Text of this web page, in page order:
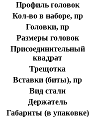
Профиль головок
Кол-во в наборе, пр
Головки, пр
Размеры головок
Присоединительный
квадрат
Трещотка
Вставки (биты), пр
Вид стали
Держатель
Габариты (в упаковке)